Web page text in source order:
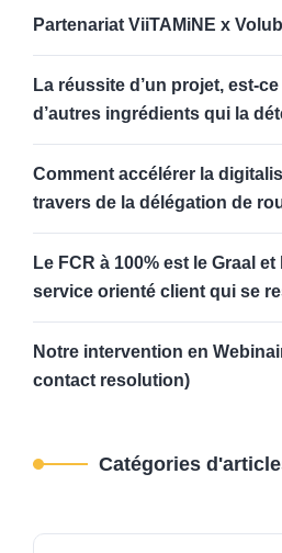
Partenariat ViiTAMiNE x
La réussite d’un projet, est-
d’autres ingrédients qui la
Comment accélérer la
travers de la délégation de
Le FCR à 100% est le Graal
service orienté client qui se
Notre intervention en
contact resolution)
Catégories